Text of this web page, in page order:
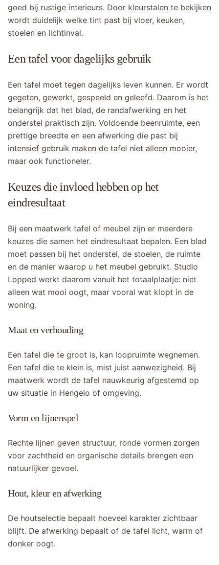
goed bij rustige interieurs. Door kleurstalen te bekijken
wordt duidelijk welke tint past bij vloer, keuken,
stoelen en lichtinval.
Een tafel voor dagelijks gebruik
Een tafel moet tegen dagelijks leven kunnen. Er wordt
gegeten, gewerkt, gespeeld en geleefd. Daarom is het
belangrijk dat het blad, de randafwerking en het
onderstel praktisch zijn. Voldoende beenruimte, een
prettige breedte en een afwerking die past bij
intensief gebruik maken de tafel niet alleen mooier,
maar ook functioneler.
Keuzes die invloed hebben op het
eindresultaat
Bij een maatwerk tafel of meubel zijn er meerdere
keuzes die samen het eindresultaat bepalen. Een blad
moet passen bij het onderstel, de stoelen, de ruimte
en de manier waarop u het meubel gebruikt. Studio
Lopped werkt daarom vanuit het totaalplaatje: niet
alleen wat mooi oogt, maar vooral wat klopt in de
woning.
Maat en verhouding
Een tafel die te groot is, kan loopruimte wegnemen.
Een tafel die te klein is, mist juist aanwezigheid. Bij
maatwerk wordt de tafel nauwkeurig afgestemd op
uw situatie in Hengelo of omgeving.
Vorm en lijnenspel
Rechte lijnen geven structuur, ronde vormen zorgen
voor zachtheid en organische details brengen een
natuurlijker gevoel.
Hout, kleur en afwerking
De houtselectie bepaalt hoeveel karakter zichtbaar
blijft. De afwerking bepaalt of de tafel licht, warm of
donker oogt.